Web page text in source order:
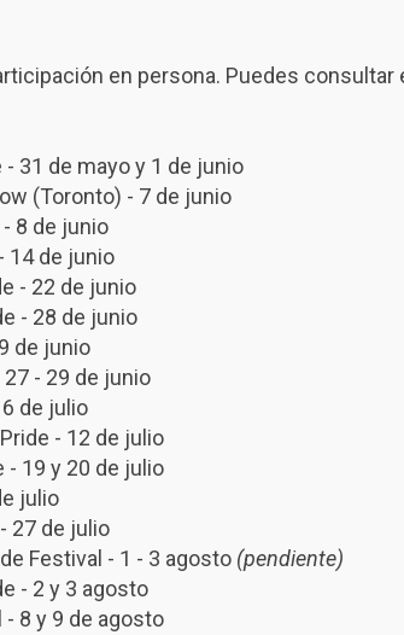
en persona. Puedes consultar
31 de mayo y 1 de junio
(Toronto) - 7 de junio
8 de junio
14 de junio
- 22 de junio
- 28 de junio
de junio
- 29 de junio
de julio
- 12 de julio
- 19 y 20 de julio
julio
27 de julio
Festival - 1 - 3 agosto (pendiente)
- 2 y 3 agosto
8 y 9 de agosto